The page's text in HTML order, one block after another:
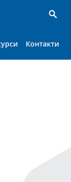
Контакти